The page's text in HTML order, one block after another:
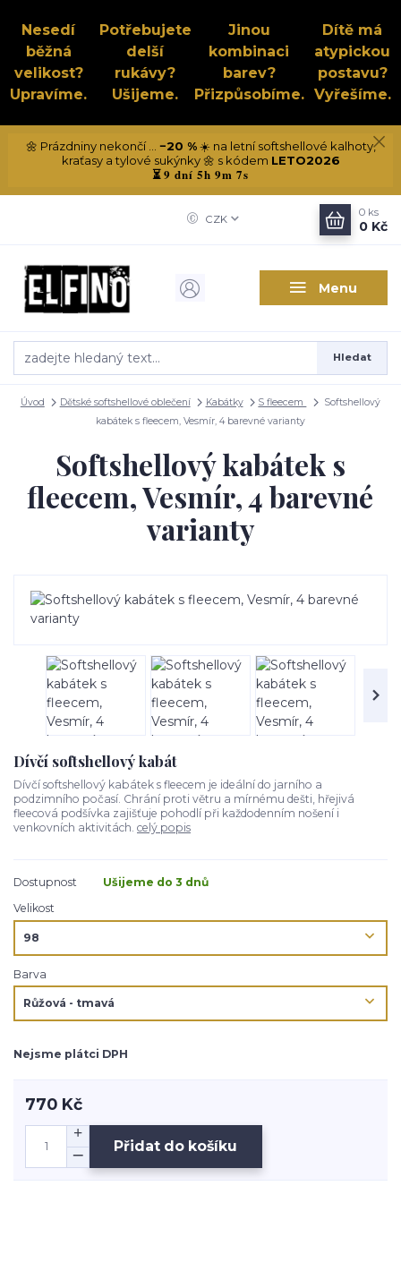
Nesedí
běžná
velikost?
Upravíme.
Potřebujete
delší
rukávy?
Ušijeme.
Jinou
kombinaci
barev?
Přizpůsobíme.
Dítě má
atypickou
postavu?
Vyřešíme.
🌼 Prázdniny nekončí ... −20 %☀️ na letní softshellové kalhoty,
kraťasy a tylové sukýnky 🌼 s kódem LETO2026
⏳9 dní 5h 9m 7s
Menu
CZK
Hledat
0 ks
0 Kč
Úvod Dětské softshellové oblečení Kabátky S fleecem
Softshellový
kabátek s fleecem, Vesmír, 4 barevné varianty
Softshellový kabátek s
fleecem, Vesmír, 4 barevné
varianty
Dívčí softshellový kabát
Dívčí softshellový kabátek s fleecem je ideální do jarního a
podzimního počasí. Chrání proti větru a mírnému dešti, hřejivá
fleecová podšívka zajišťuje pohodlí při každodenním nošení i
venkovních aktivitách. celý popis
Dostupnost
Ušijeme do 3 dnů
Velikost
Barva
Nejsme plátci DPH
770 Kč
Přidat do košíku